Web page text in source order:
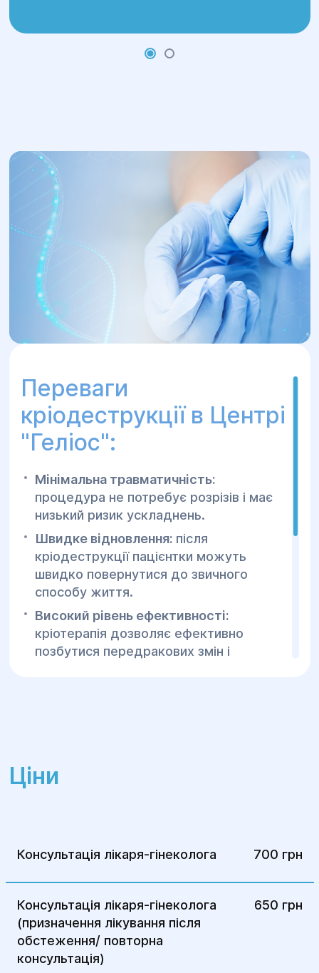
Після процедури пацієнтка може
утримуватися від статевих контактів,
фізичних навантажень і відвідування
саун або басейнів.
У разі наявності кров'янистих
виділень після кріодеструкції це є
нормальним явищем і має пройти
через кілька днів.
Переваги
кріодеструкції в Центрі
"Геліос":
Мінімальна травматичність:
процедура не потребує розрізів і має
низький ризик ускладнень.
Швидке відновлення: після
кріодеструкції пацієнтки можуть
швидко повернутися до звичного
способу життя.
Високий рівень ефективності:
кріотерапія дозволяє ефективно
позбутися передракових змін і
безпечного проведення лікування.
сучасних методів і висококласних
Ціни
Консультація лікаря-гінеколога 700 грн
Консультація лікаря-гінеколога
(призначення лікування після
обстеження/ повторна
консультація)
650 грн